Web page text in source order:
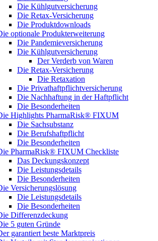
Die Kühlgutversicherung
Die Retax-Versicherung
Die Produktdownloads
optionale Produkterweiterung
Die Pandemieversicherung
Die Kühlgutversicherung
Der Verderb von Waren
Die Retax-Versicherung
Die Retaxation
Die Privathaftpflichtversicherung
Die Nachhaftung in der Haftpflicht
Die Besonderheiten
Highlights PharmaRisk® FIXUM
Die Sachsubstanz
Die Berufshaftpflicht
Die Besonderheiten
PharmaRisk® FIXUM Checkliste
Das Deckungskonzept
Die Leistungsdetails
Die Besonderheiten
Versicherungslösung
Die Leistungsdetails
Die Besonderheiten
Differenzdeckung
5 guten Gründe
garantiert beste Marktpreis